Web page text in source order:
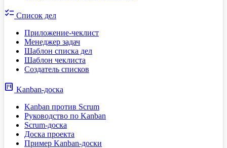
checklist Список дел
Приложение-чеклист
Менеджер задач
Шаблон списка дел
Шаблон чеклиста
Создатель списков
view_kanban Kanban-доска
Kanban против Scrum
Руководство по Kanban
Scrum-доска
Доска проекта
Пример Kanban-доски